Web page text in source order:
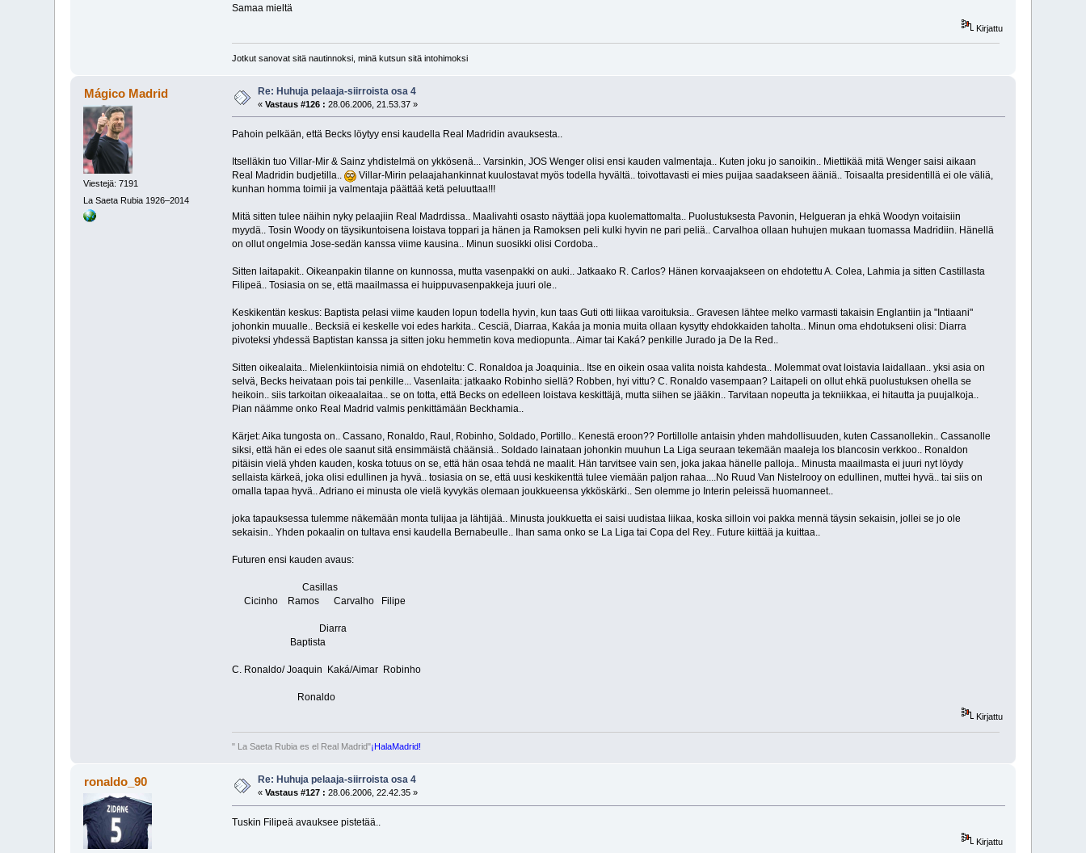
Samaa mieltä
Kirjattu
Jotkut sanovat sitä nautinnoksi, minä kutsun sitä intohimoksi
Mágico Madrid
Viestejä: 7191
La Saeta Rubia 1926–2014
Re: Huhuja pelaaja-siirroista osa 4
«Vastaus #126 : 28.06.2006, 21.53.37 »
Pahoin pelkään, että Becks löytyy ensi kaudella Real Madridin avauksesta..
Itselläkin tuo Villar-Mir & Sainz yhdistelmä on ykkösenä... Varsinkin, JOS Wenger olisi ensi kauden valmentaja.. Kuten joku jo sanoikin.. Miettikää mitä Wenger saisi aikaan
Real Madridin budjetilla..
Villar-Mirin pelaajahankinnat kuulostavat myös todella hyvältä.. toivottavasti ei mies puijaa saadakseen ääniä.. Toisaalta presidentillä ei ole väliä,
kunhan homma toimii ja valmentaja päättää ketä peluuttaa!!!
Mitä sitten tulee näihin nyky pelaajiin Real Madrdissa.. Maalivahti osasto näyttää jopa kuolemattomalta.. Puolustuksesta Pavonin, Helgueran ja ehkä Woodyn voitaisiin
myydä.. Tosin Woody on täysikuntoisena loistava toppari ja hänen ja Ramoksen peli kulki hyvin ne pari peliä.. Carvalhoa ollaan huhujen mukaan tuomassa Madridiin. Hänellä
on ollut ongelmia Jose-sedän kanssa viime kausina.. Minun suosikki olisi Cordoba..
Sitten laitapakit.. Oikeanpakin tilanne on kunnossa, mutta vasenpakki on auki.. Jatkaako R. Carlos? Hänen korvaajakseen on ehdotettu A. Colea, Lahmia ja sitten Castillasta
Filipeä.. Tosiasia on se, että maailmassa ei huippuvasenpakkeja juuri ole..
Keskikentän keskus: Baptista pelasi viime kauden lopun todella hyvin, kun taas Guti otti liikaa varoituksia.. Gravesen lähtee melko varmasti takaisin Englantiin ja "Intiaani"
johonkin muualle.. Becksiä ei keskelle voi edes harkita.. Cesciä, Diarraa, Kakáa ja monia muita ollaan kysytty ehdokkaiden taholta.. Minun oma ehdotukseni olisi: Diarra
pivoteksi yhdessä Baptistan kanssa ja sitten joku hemmetin kova mediopunta.. Aimar tai Kaká? penkille Jurado ja De la Red..
Sitten oikealaita.. Mielenkiintoisia nimiä on ehdoteltu: C. Ronaldoa ja Joaquinia.. Itse en oikein osaa valita noista kahdesta.. Molemmat ovat loistavia laidallaan.. yksi asia on
selvä, Becks heivataan pois tai penkille... Vasenlaita: jatkaako Robinho siellä? Robben, hyi vittu? C. Ronaldo vasempaan? Laitapeli on ollut ehkä puolustuksen ohella se
heikoin.. siis tarkoitan oikeaalaitaa.. se on totta, että Becks on edelleen loistava keskittäjä, mutta siihen se jääkin.. Tarvitaan nopeutta ja tekniikkaa, ei hitautta ja puujalkoja..
Pian näämme onko Real Madrid valmis penkittämään Beckhamia..
Kärjet: Aika tungosta on.. Cassano, Ronaldo, Raul, Robinho, Soldado, Portillo.. Kenestä eroon?? Portillolle antaisin yhden mahdollisuuden, kuten Cassanollekin.. Cassanolle
siksi, että hän ei edes ole saanut sitä ensimmäistä chäänsiä.. Soldado lainataan johonkin muuhun La Liga seuraan tekemään maaleja los blancosin verkkoo.. Ronaldon
pitäisin vielä yhden kauden, koska totuus on se, että hän osaa tehdä ne maalit. Hän tarvitsee vain sen, joka jakaa hänelle palloja.. Minusta maailmasta ei juuri nyt löydy
sellaista kärkeä, joka olisi edullinen ja hyvä.. tosiasia on se, että uusi keskikenttä tulee viemään paljon rahaa....No Ruud Van Nistelrooy on edullinen, muttei hyvä.. tai siis on
omalla tapaa hyvä.. Adriano ei minusta ole vielä kyvykäs olemaan joukkueensa ykköskärki.. Sen olemme jo Interin peleissä huomanneet..
joka tapauksessa tulemme näkemään monta tulijaa ja lähtijää.. Minusta joukkuetta ei saisi uudistaa liikaa, koska silloin voi pakka mennä täysin sekaisin, jollei se jo ole
sekaisin.. Yhden pokaalin on tultava ensi kaudella Bernabeulle.. Ihan sama onko se La Liga tai Copa del Rey.. Future kiittää ja kuittaa..
Futuren ensi kauden avaus:
Casillas
Cicinho Ramos Carvalho Filipe
Diarra
Baptista
C. Ronaldo/ Joaquin Kaká/Aimar Robinho
Ronaldo
Kirjattu
" La Saeta Rubia es el Real Madrid"¡HalaMadrid!
ronaldo_90 Re: Huhuja pelaaja-siirroista osa 4
«Vastaus #127 : 28.06.2006, 22.42.35 »
Tuskin Filipeä avauksee pistetää..
Kirjattu